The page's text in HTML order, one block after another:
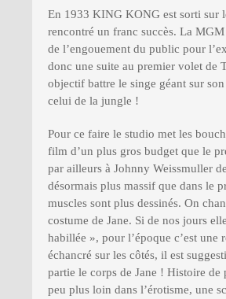
En 1933 KING KONG est sorti sur
rencontré un franc succès. La
de l’engouement du public pour
donc une suite au premier volet de
objectif battre le singe géant sur
celui de la jungle !
Pour ce faire le studio met les
film d’un plus gros budget que le
par ailleurs à Johnny Weissmuller
désormais plus massif que dans le
muscles sont plus dessinés. On
costume de Jane. Si de nos jours
habillée », pour l’époque c’est une
échancré sur les côtés, il est
partie le corps de Jane ! Histoire de
peu plus loin dans l’érotisme, une